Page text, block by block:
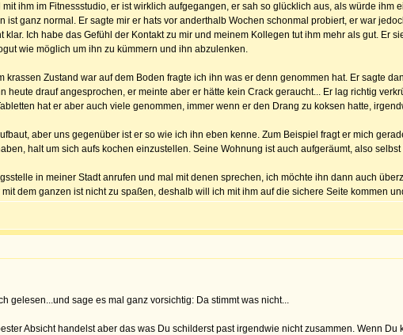
ihm im Fitnessstudio, er ist wirklich aufgegangen, er sah so glücklich aus, als würde ihm
ist ganz normal. Er sagte mir er hats vor anderthalb Wochen schonmal probiert, er war
Ich habe das Gefühl der Kontakt zu mir und meinem Kollegen tut ihm mehr als gut. Er
wie möglich um ihn zu kümmern und ihn abzulenken.
krassen Zustand war auf dem Boden fragte ich ihn was er denn genommen hat. Er sagte
heute drauf angesprochen, er meinte aber er hätte kein Crack geraucht... Er lag richtig
hat er aber auch viele genommen, immer wenn er den Drang zu koksen hatte,
aber uns gegenüber ist er so wie ich ihn eben kenne. Zum Beispiel fragt er mich
halt um sich aufs kochen einzustellen. Seine Wohnung ist auch aufgeräumt, also
in meiner Stadt anrufen und mal mit denen sprechen, ich möchte ihn dann auch
dem ganzen ist nicht zu spaßen, deshalb will ich mit ihm auf die sichere Seite kommen
gelesen...und sage es mal ganz vorsichtig: Da stimmt was nicht...
Absicht handelst aber das was Du schilderst past irgendwie nicht zusammen. Wenn